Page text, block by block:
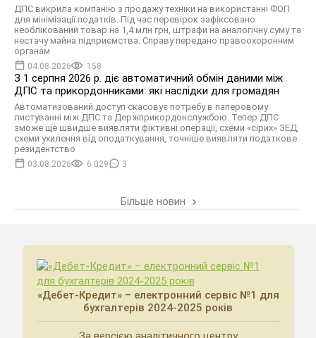
ДПС викрила компанію з продажу техніки на використанні ФОП
для мінімізації податків. Під час перевірок зафіксовано
необлікований товар на 1,4 млн грн, штрафи на аналогічну суму та
нестачу майна підприємства. Справу передано правоохоронним
органам
04.08.2026 158
З 1 серпня 2026 р. діє автоматичний обмін даними між
ДПС та прикордонниками: які наслідки для громадян
Автоматизований доступ скасовує потребу в паперовому
листуванні між ДПС та Держприкордонслужбою. Тепер ДПС
зможе ще швидше виявляти фіктивні операції, схеми «сірих» ЗЕД,
схеми ухилення від оподаткування, точніше виявляти податкове
резидентство
03.08.2026 6 029 3
Більше новин
«Дебет-Кредит» – електронний сервіс №1 для
бухгалтерів 2024-2025 років